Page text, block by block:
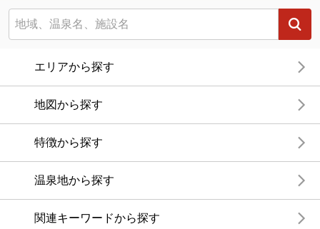
エリアから探す
地図から探す
特徴から探す
温泉地から探す
関連キーワードから探す